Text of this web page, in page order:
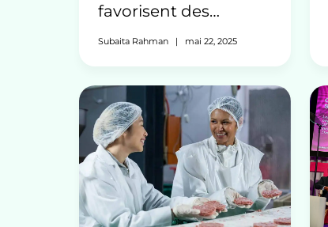
favorisent des
économies inclusives
Subaita Rahman | mai 22, 2025